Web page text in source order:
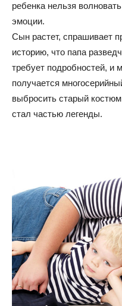
ребенка нельзя
эмоции.
Сын растет, спрашивает
историю, что папа
требует подробностей, и
получается
выбросить старый
стал частью легенды.